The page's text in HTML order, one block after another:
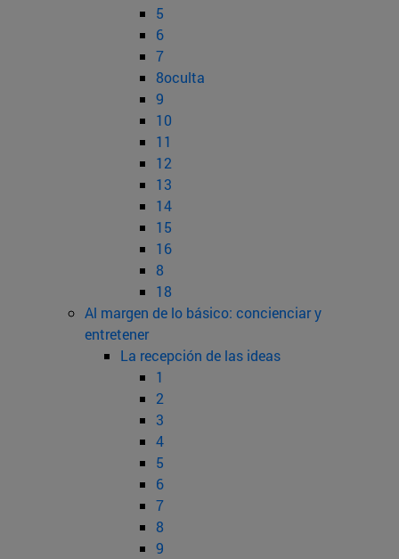
5
6
7
8oculta
9
10
11
12
13
14
15
16
8
18
Al margen de lo básico: concienciar y
entretener
La recepción de las ideas
1
2
3
4
5
6
7
8
9